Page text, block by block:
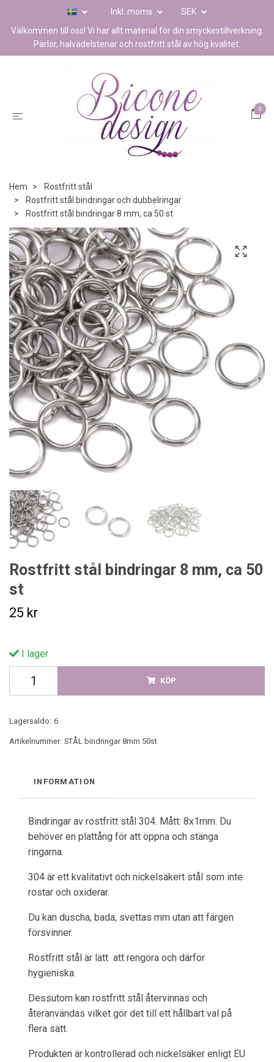
Inkl. moms
SEK
Välkommen till oss! Vi har allt material för din smyckestillverkning.
Pärlor, halvädelstenar och rostfritt stål av hög kvalitet.
0
Hem
Rostfritt stål
Rostfritt stål bindringar och dubbelringar
Rostfritt stål bindringar 8 mm, ca 50 st
Rostfritt stål bindringar 8 mm, ca 50
st
25 kr
I lager
KÖP
Lagersaldo: 6
Artikelnummer: STÅL bindringar 8mm 50st
INFORMATION
Bindringar av rostfritt stål 304. Mått: 8x1mm. Du
behöver en plattång för att öppna och stänga
ringarna.
304 är ett kvalitativt och nickelsäkert stål som inte
rostar och oxiderar.
Du kan duscha, bada, svettas mm utan att färgen
försvinner.
Rostfritt stål är lätt att rengöra och därför
hygieniska.
Dessutom kan rostfritt stål återvinnas och
återanvändas vilket gör det till ett hållbart val på
flera sätt.
Produkten är kontrollerad och nickelsäker enligt EU